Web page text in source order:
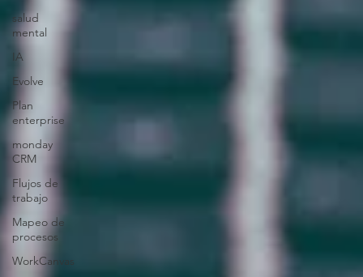
salud
mental
IA
Evolve
Plan
enterprise
monday
CRM
Flujos de
trabajo
Mapeo de
procesos
WorkCanvas